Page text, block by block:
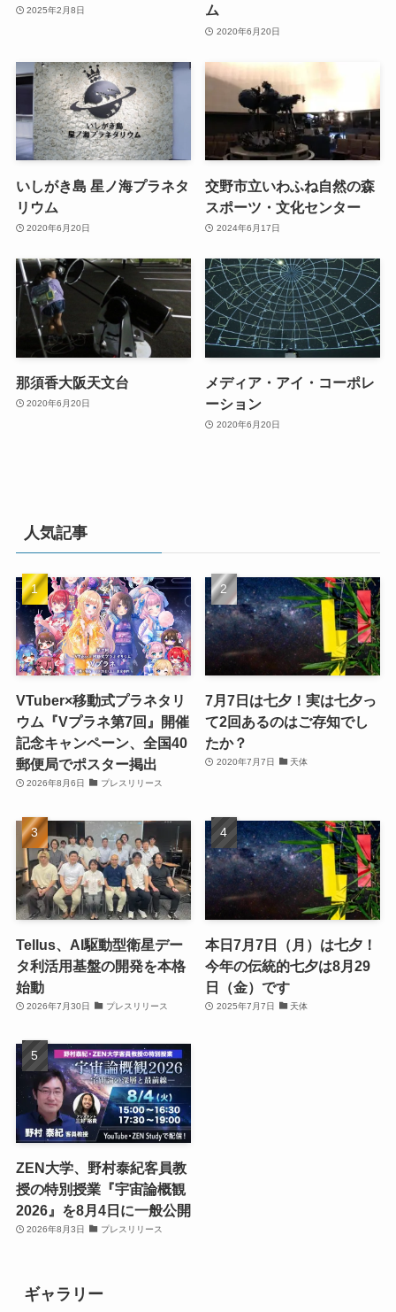
2025年2月8日 ム
2020年6月20日
いしがき島 星ノ海プラネタ
リウム
2020年6月20日
交野市立いわふね自然の森
スポーツ・文化センター
2024年6月17日
那須香大阪天文台
2020年6月20日
メディア・アイ・コーポレ
ーション
2020年6月20日
人気記事
VTuber×移動式プラネタリ
ウム『Vプラネ第7回』開催
記念キャンペーン、全国40
郵便局でポスター掲出
2026年8月6日 プレスリリース
7月7日は七夕！実は七夕っ
て2回あるのはご存知でし
たか？
2020年7月7日 天体
Tellus、AI駆動型衛星デー
タ利活用基盤の開発を本格
始動
2026年7月30日 プレスリリース
本日7月7日（月）は七夕！
今年の伝統的七夕は8月29
日（金）です
2025年7月7日 天体
ZEN大学、野村泰紀客員教
授の特別授業『宇宙論概観
2026』を8月4日に一般公開
2026年8月3日 プレスリリース
ギャラリー